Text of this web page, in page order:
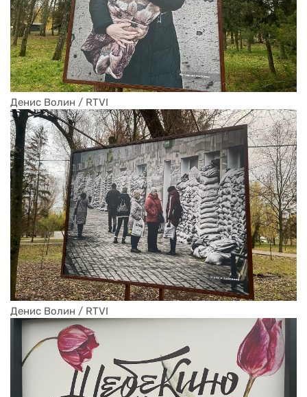
Денис Волин / RTVI
Денис Волин / RTVI